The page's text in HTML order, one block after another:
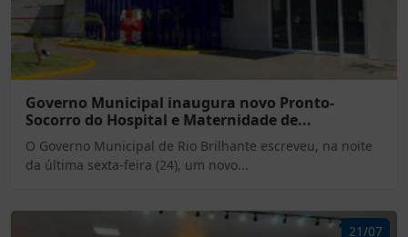
Governo Municipal inaugura novo Pronto-
Socorro do Hospital e Maternidade de...
O Governo Municipal de Rio Brilhante escreveu, na noite
da última sexta-feira (24), um novo...
21/07